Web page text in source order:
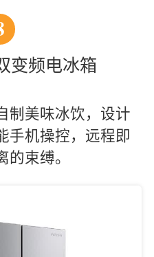
变频电冰箱
制美味冰饮，设计
手机操控，远程即
束缚。